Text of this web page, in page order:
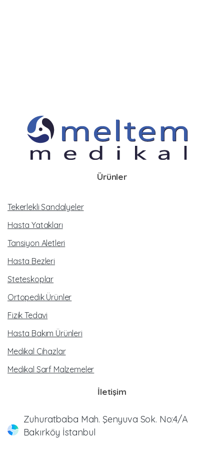
Ürünler
Tekerlekli Sandalyeler
Hasta Yatakları
Tansiyon Aletleri
Hasta Bezleri
Steteskoplar
Ortopedik Ürünler
Fizik Tedavi
Hasta Bakım Ürünleri
Medikal Cihazlar
Medikal Sarf Malzemeler
İletişim
Zuhuratbaba Mah. Şenyuva Sok. No:4/A
Bakırköy İstanbul